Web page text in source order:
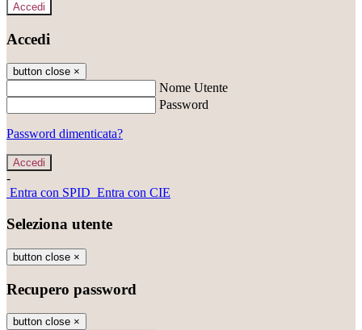
Accedi
Accedi
button close ×
Nome Utente
Password
Password dimenticata?
-
Entra con SPID Entra con CIE
Seleziona utente
button close ×
Recupero password
button close ×